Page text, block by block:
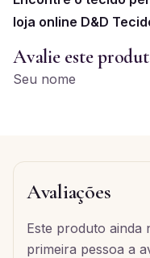
loja online D&D
Avalie este
Seu nome
Avaliações
Este produto ainda
primeira pessoa a